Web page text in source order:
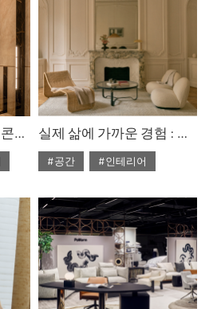
트렌드를 입은 47개의 콘셉트 룸 : 까사 데코 2026 실제 삶에 가까운 경험 : 구비 하우스 파리
#공간
#인테리어